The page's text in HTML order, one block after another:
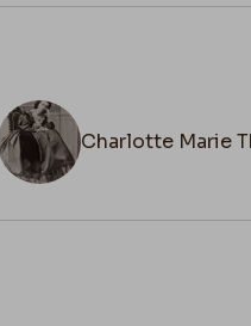
Charlotte Marie